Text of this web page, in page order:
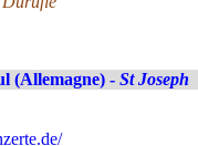
(Allemagne) - St Joseph